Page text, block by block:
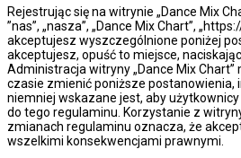
Rejestrując się na witrynie „Dance Mix
”nas”, „nasza”, „Dance Mix Chart”,
akceptujesz wyszczególnione poniżej
akceptujesz, opuść to miejsce, naciskając
Administracja witryny „Dance Mix
czasie zmienić poniższe postanowienia,
niemniej wskazane jest, aby
do tego regulaminu. Korzystanie z
zmianach regulaminu oznacza, że
wszelkimi konsekwencjami prawnymi.